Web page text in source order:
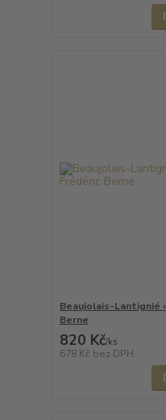
Beaujolais-Lantignié
Berne
820 Kč/ks
678 Kč bez DPH